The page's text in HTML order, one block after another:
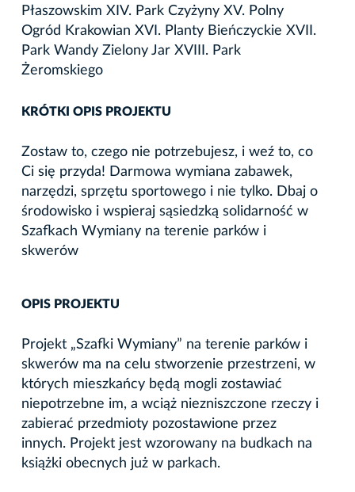
Płaszowskim XIV. Park Czyżyny XV. Polny
Ogród Krakowian XVI. Planty Bieńczyckie XVII.
Park Wandy Zielony Jar XVIII. Park
Żeromskiego
KRÓTKI OPIS PROJEKTU
Zostaw to, czego nie potrzebujesz, i weź to, co
Ci się przyda! Darmowa wymiana zabawek,
narzędzi, sprzętu sportowego i nie tylko. Dbaj o
środowisko i wspieraj sąsiedzką solidarność w
Szafkach Wymiany na terenie parków i
skwerów
OPIS PROJEKTU
Projekt „Szafki Wymiany” na terenie parków i
skwerów ma na celu stworzenie przestrzeni, w
których mieszkańcy będą mogli zostawiać
niepotrzebne im, a wciąż niezniszczone rzeczy i
zabierać przedmioty pozostawione przez
innych. Projekt jest wzorowany na budkach na
książki obecnych już w parkach.